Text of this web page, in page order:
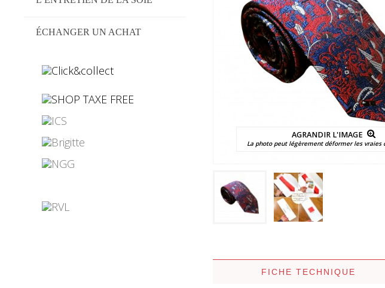
ÉCHANGER UN ACHAT
AGRANDIR L'IMAGE
La photo peut légèrement déformer les vraies
FICHE TECHNIQUE